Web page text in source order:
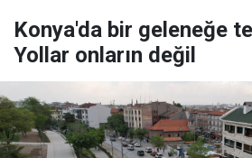
Konya'da bir geleneğe
Yollar onların değil